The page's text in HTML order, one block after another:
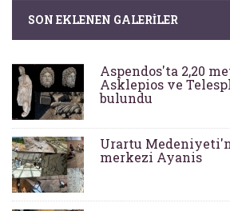
SON EKLENEN GALERILER
Aspendos'ta 2,20
Asklepios ve
bulundu
Urartu
merkezi Ayanis